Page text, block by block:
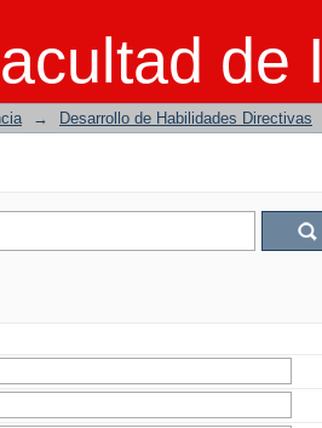
de
→ Desarrollo de Habilidades Directivas